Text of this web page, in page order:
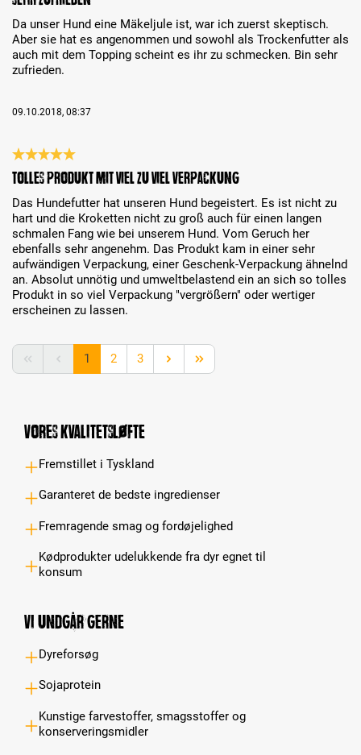
Da unser Hund eine Mäkeljule ist, war ich zuerst skeptisch.
Aber sie hat es angenommen und sowohl als Trockenfutter als
auch mit dem Topping scheint es ihr zu schmecken. Bin sehr
zufrieden.
09.10.2018, 08:37
Review with rating of 5 out of 5 stars
Tolles Produkt mit viel zu viel Verpackung
Das Hundefutter hat unseren Hund begeistert. Es ist nicht zu
hart und die Kroketten nicht zu groß auch für einen langen
schmalen Fang wie bei unserem Hund. Vom Geruch her
ebenfalls sehr angenehm. Das Produkt kam in einer sehr
aufwändigen Verpackung, einer Geschenk-Verpackung ähnelnd
an. Absolut unnötig und umweltbelastend ein an sich so tolles
Produkt in so viel Verpackung "vergrößern" oder wertiger
erscheinen zu lassen.
Page
1 Page
2 Page
3
Vores kvalitetsløfte
Fremstillet i Tyskland
Garanteret de bedste ingredienser
Fremragende smag og fordøjelighed
Kødprodukter udelukkende fra dyr egnet til
konsum
Vi undgår gerne
Dyreforsøg
Sojaprotein
Kunstige farvestoffer, smagsstoffer og
konserveringsmidler